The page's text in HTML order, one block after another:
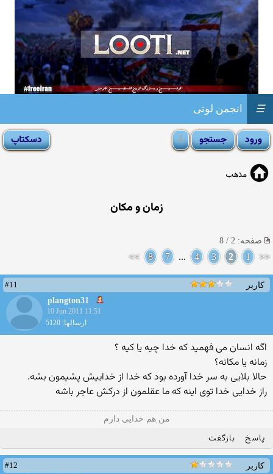
انجمن لوتی ☰
مذهب
زمان و مکان
صفحه: 2 / 8
<<
1
2
3
4
...
7
8
>>
کاربر
#11
plangton31
10 Jun 2011 11:51
ارسالها: 5120
اگه انسان می فهمید كه خدا چیه یا كیه ؟
زمانه یا مكانه؟
حالا بلایی به سر خدا آورده بود كه خدا از خداییش پشیمون بشه.
راز خدایی خدا توی اینه كه ما عقلمون از دركش عاجر باشه
من هم خدایی دارم
پاسخ بازگفت
کاربر
#12